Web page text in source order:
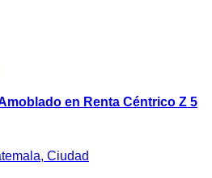
en Renta Céntrico Z 5
Ciudad